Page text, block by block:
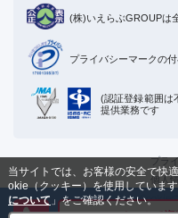
(株)いえらぶGROUPは
プライバシーマークの
(認証登録範囲は
提供業務です
プラ
個人
Cookie
当サイトでは、お客様の安全で快
okie（クッキー）を使用していま
について 」をご確認ください。